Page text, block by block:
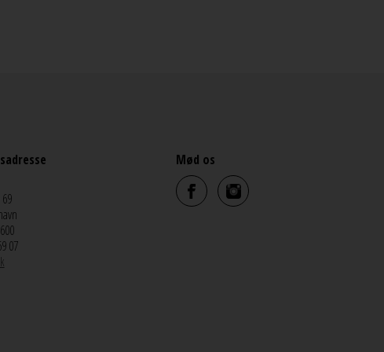
07
Mød os